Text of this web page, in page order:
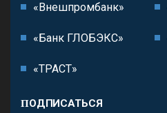
«Внешпромбанк»
«Банк ГЛОБЭКС»
«ТРАСТ»
ПОДПИСАТЬСЯ